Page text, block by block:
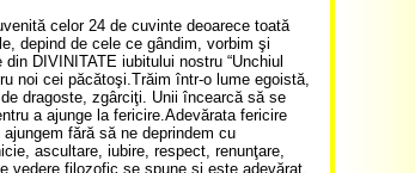
celor 24 de cuvinte deoarece toată
depind de cele ce gândim, vorbim şi
DIVINITATE iubitului nostru “Unchiul
noi cei păcătoşi.Trăim într-o lume egoistă,
dragoste, zgârciţi. Unii încearcă să se
a ajunge la fericire.Adevărata fericire
fără să ne deprindem cu
ascultare, iubire, respect, renunţare,
vedere filozofic se spune şi este adevărat,